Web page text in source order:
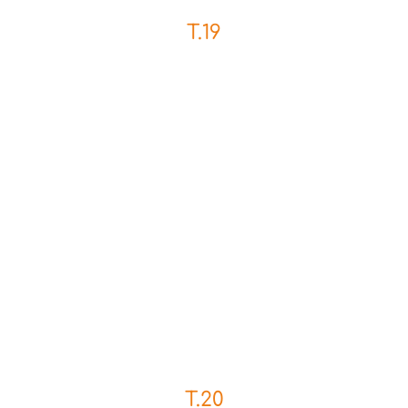
T.19
T.20